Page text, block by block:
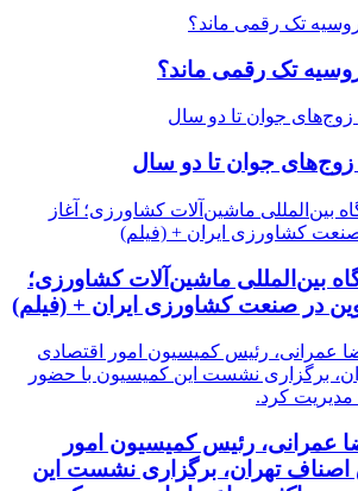
تک رقمی ماند؟
جوان تا دو سال
بین‌المللی ماشین‌آلات کشاورزی؛
در صنعت کشاورزی ایران + (فیلم)
عمرانی، رئیس کمیسیون امور
اصناف تهران، برگزاری نشست این